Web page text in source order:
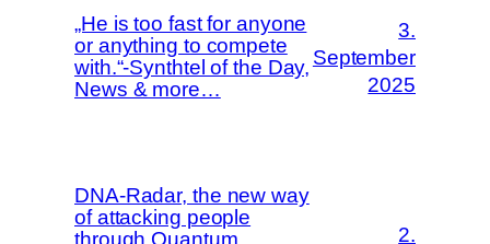
„He is too fast for anyone
or anything to compete
with.“-Synthtel of the Day,
News & more…
3.
September
2025
DNA-Radar, the new way
of attacking people
through Quantum
2.